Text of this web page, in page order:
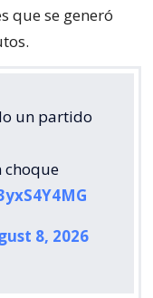
que se generó
un partido
choque
8, 2026